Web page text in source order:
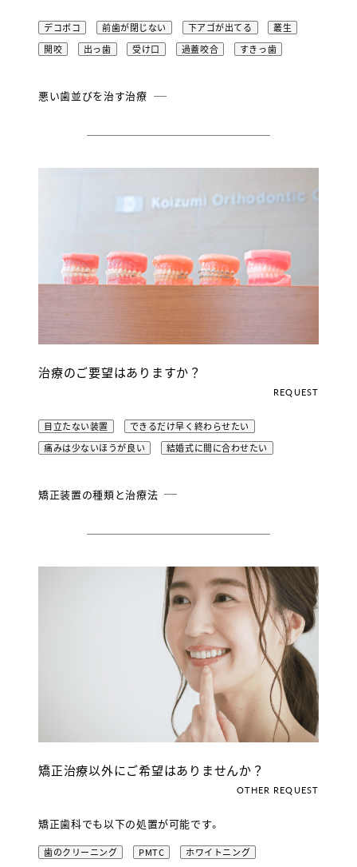
デコボコ 前歯が閉じない 下アゴが出てる
叢生
開咬
出っ歯 受け口 過蓋咬合 すきっ歯
悪い歯並びを治す治療
治療のご要望はありますか？
REQUEST
目立たない装置
できるだけ早く終わらせたい
痛みは少ないほうが良い
結婚式に間に合わせたい
矯正装置の種類と治療法
矯正治療以外にご希望はありませんか？
OTHER REQUEST
矯正歯科でも以下の処置が可能です。
歯のクリーニング PMTC ホワイトニング